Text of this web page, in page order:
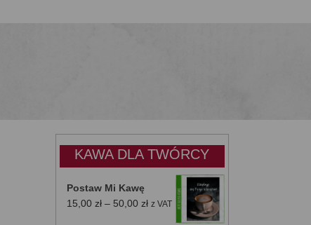
KAWA DLA TWÓRCY
Postaw Mi Kawę
15,00 zł – 50,00 złZakres
z VAT